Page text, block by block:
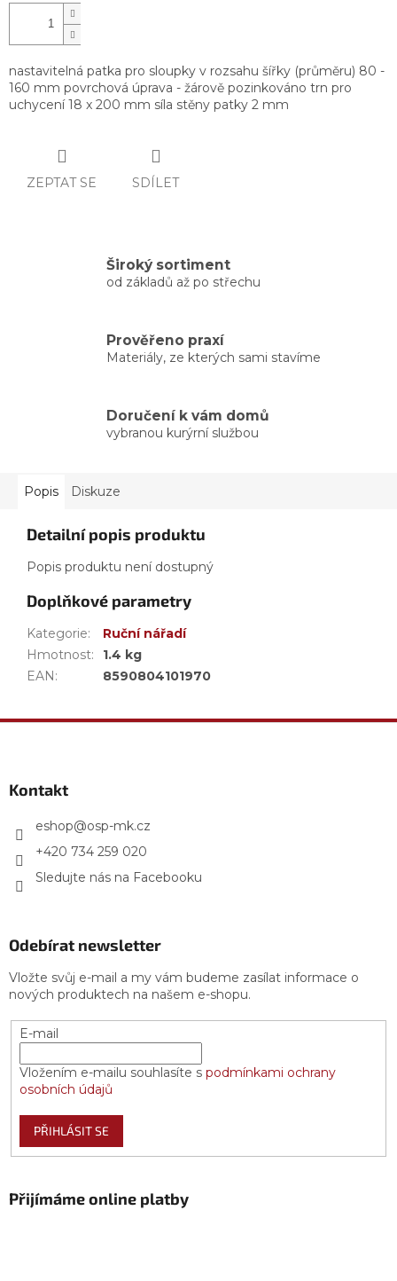
nastavitelná patka pro sloupky v rozsahu šířky (průměru) 80 -
160 mm povrchová úprava - žárově pozinkováno trn pro
uchycení 18 x 200 mm síla stěny patky 2 mm
ZEPTAT SE SDÍLET
Široký sortiment
od základů až po střechu
Prověřeno praxí
Materiály, ze kterých sami stavíme
Doručení k vám domů
vybranou kurýrní službou
Popis Diskuze
Detailní popis produktu
Popis produktu není dostupný
Doplňkové parametry
Kategorie:
Ruční nářadí
Hmotnost:
1.4 kg
EAN: 8590804101970
Kontakt
eshop@osp-mk.cz
+420 734 259 020
Sledujte nás na Facebooku
Odebírat newsletter
Vložte svůj e-mail a my vám budeme zasílat informace o
nových produktech na našem e-shopu.
E-mail
Vložením e-mailu souhlasíte s podmínkami ochrany
osobních údajů
PŘIHLÁSIT SE
Přijímáme online platby